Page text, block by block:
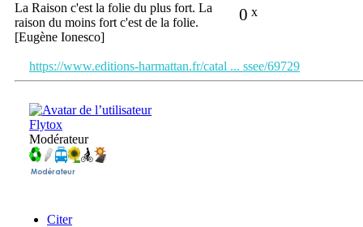
0 x
La Raison c'est la folie du plus fort. La
raison du moins fort c'est de la folie.
[Eugène Ionesco]
https://www.editions-harmattan.fr/catal ... ssee/69729
Flytox
Modérateur
Citer